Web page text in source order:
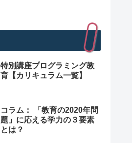
特別講座プログラミング教
育【カリキュラム一覧】
コラム： 「教育の2020年問
題」に応える学力の３要素
とは？